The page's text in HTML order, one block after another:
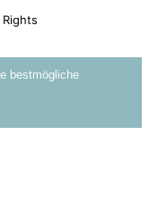
Rights
bestmögliche